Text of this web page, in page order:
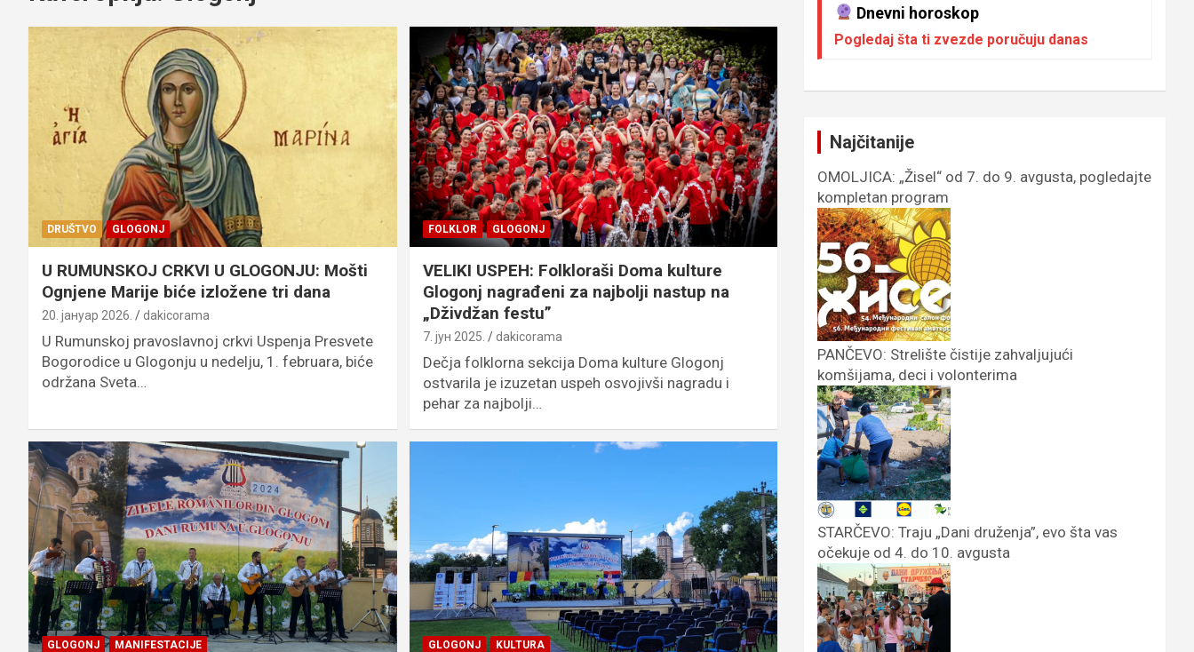
DRUŠTVO GLOGONJ
U RUMUNSKOJ CRKVI U GLOGONJU: Mošti
Ognjene Marije biće izložene tri dana
20. јануар 2026. dakicorama
U Rumunskoj pravoslavnoj crkvi Uspenja Presvete
Bogorodice u Glogonju u nedelju, 1. februara, biće
održana Sveta…
FOLKLOR GLOGONJ
VELIKI USPEH: Folkloraši Doma kulture
Glogonj nagrađeni za najbolji nastup na
„Dživdžan festu”
7. јун 2025. dakicorama
Dečja folklorna sekcija Doma kulture Glogonj
ostvarila je izuzetan uspeh osvojivši nagradu i
pehar za najbolji…
GLOGONJ MANIFESTACIJE GLOGONJ KULTURA
Dnevni horoskop
Pogledaj šta ti zvezde poručuju danas
Najčitanije
OMOLJICA: „Žisel“ od 7. do 9. avgusta, pogledajte
kompletan program
PANČEVO: Strelište čistije zahvaljujući
komšijama, deci i volonterima
STARČEVO: Traju „Dani druženja”, evo šta vas
očekuje od 4. do 10. avgusta